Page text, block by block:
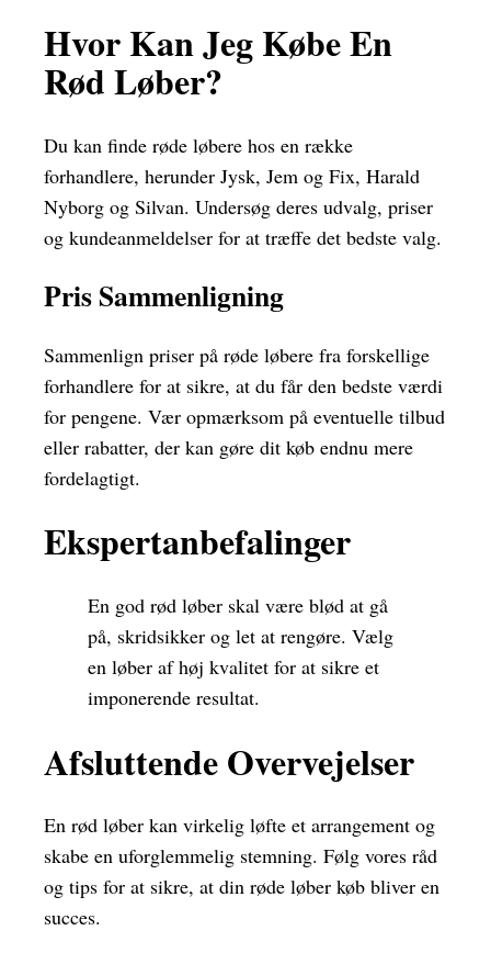
Hvor Kan Jeg Købe En
Rød Løber?
Du kan finde røde løbere hos en række
forhandlere, herunder Jysk, Jem og Fix, Harald
Nyborg og Silvan. Undersøg deres udvalg, priser
og kundeanmeldelser for at træffe det bedste valg.
Pris Sammenligning
Sammenlign priser på røde løbere fra forskellige
forhandlere for at sikre, at du får den bedste værdi
for pengene. Vær opmærksom på eventuelle tilbud
eller rabatter, der kan gøre dit køb endnu mere
fordelagtigt.
Ekspertanbefalinger
En god rød løber skal være blød at gå
på, skridsikker og let at rengøre. Vælg
en løber af høj kvalitet for at sikre et
imponerende resultat.
Afsluttende Overvejelser
En rød løber kan virkelig løfte et arrangement og
skabe en uforglemmelig stemning. Følg vores råd
og tips for at sikre, at din røde løber køb bliver en
succes.